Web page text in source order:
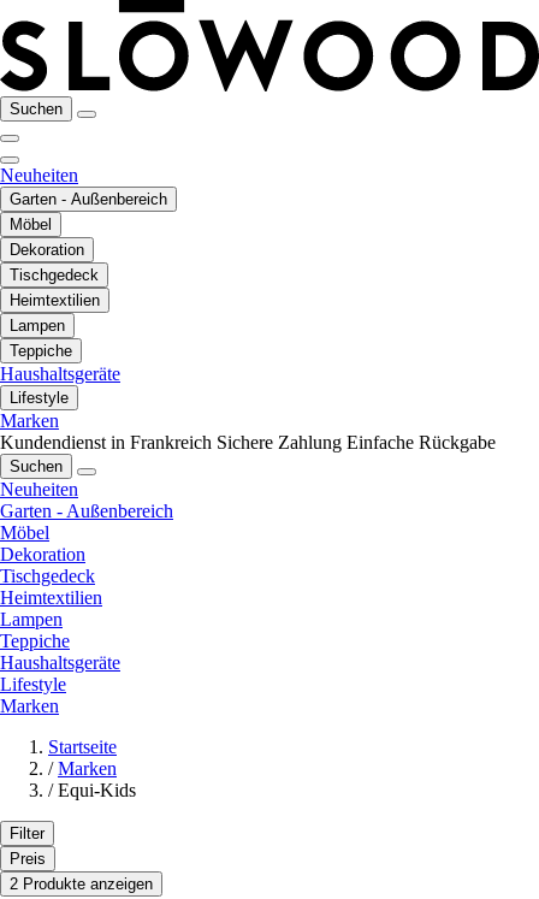
Suchen
Neuheiten
Garten - Außenbereich
Möbel
Dekoration
Tischgedeck
Heimtextilien
Lampen
Teppiche
Haushaltsgeräte
Lifestyle
Marken
Kundendienst in Frankreich Sichere Zahlung Einfache Rückgabe
Suchen
Neuheiten
Garten - Außenbereich
Möbel
Dekoration
Tischgedeck
Heimtextilien
Lampen
Teppiche
Haushaltsgeräte
Lifestyle
Marken
Startseite
/ Marken
/ Equi-Kids
Filter
Preis
2 Produkte anzeigen